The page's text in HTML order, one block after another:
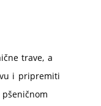
trave, a
i pripremiti